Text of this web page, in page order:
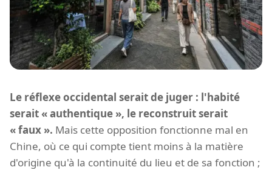
Le réflexe occidental serait de juger : l'habité
serait « authentique », le reconstruit serait
« faux ». Mais cette opposition fonctionne mal en
Chine, où ce qui compte tient moins à la matière
d'origine qu'à la continuité du lieu et de sa fonction ;